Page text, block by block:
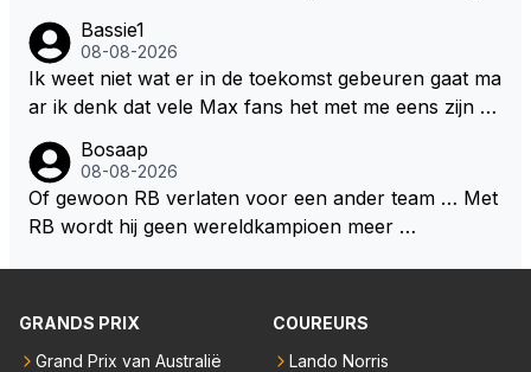
dat men vreest voor een brandstof tekort. Kennelijk
rijden de teams met tot op de liter afgemeten peut...
Bassie1
08-08-2026
Ik weet niet wat er in de toekomst gebeuren gaat ma
ar ik denk dat vele Max fans het met me eens zijn da
zijn als Alonso samen met Max ergens in een vieren
twings uur race samen in een team zouden zitten. D
eze 2 coureurs zouden een fantastisch affiche zijn v
Bosaap
08-08-2026
Of gewoon RB verlaten voor een ander team … Met
RB wordt hij geen wereldkampioen meer …
GRANDS PRIX
Grand Prix van Australië
COUREURS
Lando Norris